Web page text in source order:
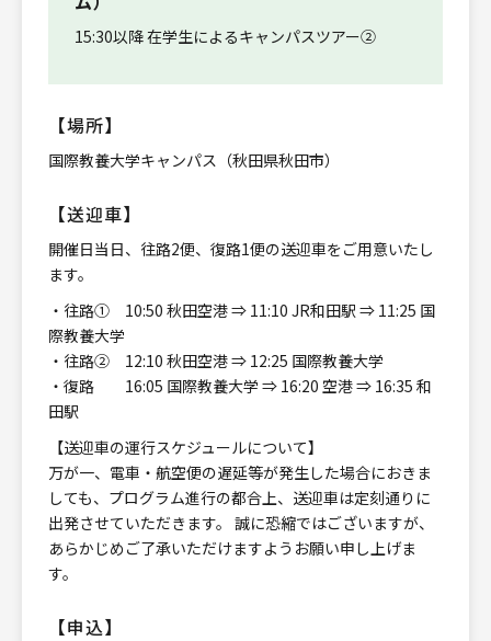
15:30以降 在学生によるキャンパスツアー②
【場所】
国際教養大学キャンパス（秋田県秋田市）
【送迎車】
開催日当日、往路2便、復路1便の送迎車をご用意いたし
ます。
・往路① 10:50 秋田空港 ⇒ 11:10 JR和田駅 ⇒ 11:25 国
際教養大学
・往路② 12:10 秋田空港 ⇒ 12:25 国際教養大学
・復路 16:05 国際教養大学 ⇒ 16:20 空港 ⇒ 16:35 和
田駅
【送迎車の運行スケジュールについて】
万が一、電車・航空便の遅延等が発生した場合におきま
しても、プログラム進行の都合上、送迎車は定刻通りに
出発させていただきます。 誠に恐縮ではございますが、
あらかじめご了承いただけますようお願い申し上げま
す。
【申込】